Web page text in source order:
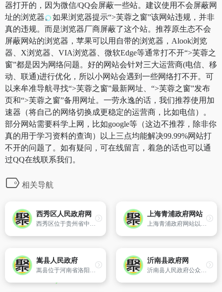
器打开的，因为微信/QQ会屏蔽一些站。建议使用不会屏蔽网
址的浏览器。如果浏览器提示“>芙蓉之窗”该网站违规，并非
真的违规。而是浏览器厂商屏蔽了这个站。推荐原生态不会
屏蔽网站的浏览器，苹果可以用自带的浏览器，Alook浏览
器、X浏览器、VIA浏览器、微软Edge等通常打不开“>芙蓉之
窗”都是因为网络问题。好的网站会针对三大运营商(电信、移
动、联通)进行优化，所以小网站会遇到一些网络打不开。可
以来牟准导航寻找“>芙蓉之窗”最新网址、“>芙蓉之窗”发布
页和“>芙蓉之窗”备用网址。一劳永逸的话，我们推荐使用加
速器（将自己的网络切换成更稳定的运营商，比如电信）。
部分网站需要科学上网，比如google等（这边不推荐，除非你
真的用于学习资料的查询）以上三点均能解决99.99%网站打
不开的问题了。如有疑问，可在线留言，着急的话也可以通
过QQ在线联系我们。
相关导航
西秀区人民政府网
西秀区位于贵州省中西部腹地,西秀辖区1710平方公里,东距省会贵阳市90公里。素有“黔之腹、滇之喉、粤蜀之唇齿”、 “扼锁滇黔”之称,是中原各地与滇缅之间的商品集散中心,历来被视为黔中“旱码头”,“商业之盛,甲于全省”。是春秋战国时期牂牁、夜郎国的发祥地,至今已发现汉墓群有700余座。
上海青浦政府网站
上海青浦政府网站以宣传青浦、服务本地经济社会发展和百姓生活为宗旨,突出青浦区域特色,面向社会提供全面的青浦区资讯和服务。
嵩县人民政府
嵩县位于河南省洛阳市西南部,地处伏牛山北麓及其支脉外方山和熊耳山之间,因处于嵩山起脉而得名。
沂南县政府网
沂南县人民政府公众信息网是县政府各职能部门对外公开政务信息,实现政民互动,为社会公众提供在线服务的重要渠道。网站与县内各部门、乡镇的网站建立了链接,为企业、公众提供了快捷的网上信息查询通道和办事服务平台。